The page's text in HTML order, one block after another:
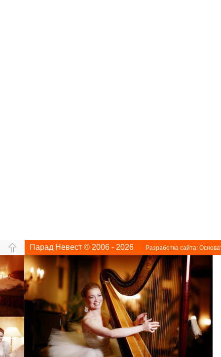
Парад Невест © 2006 - 2026 Разработка сайта: